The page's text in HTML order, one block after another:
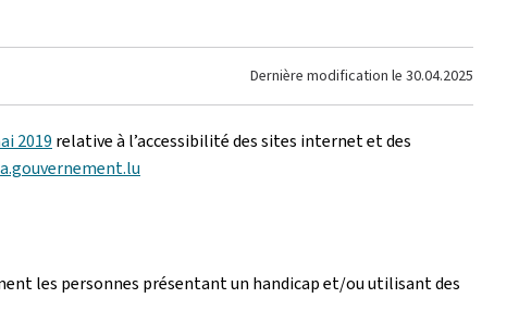
Dernière modification le 30.04.2025
2019 relative à l’accessibilité des sites internet et des
les personnes présentant un handicap et/ou utilisant des